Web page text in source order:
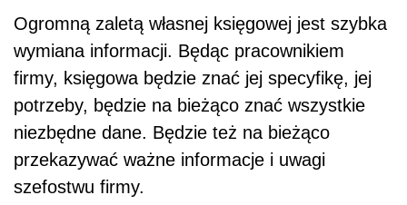
Ogromną zaletą własnej księgowej jest szybka
wymiana informacji. Będąc pracownikiem
firmy, księgowa będzie znać jej specyfikę, jej
potrzeby, będzie na bieżąco znać wszystkie
niezbędne dane. Będzie też na bieżąco
przekazywać ważne informacje i uwagi
szefostwu firmy.